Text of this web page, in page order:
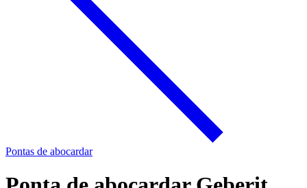
Pontas de abocardar